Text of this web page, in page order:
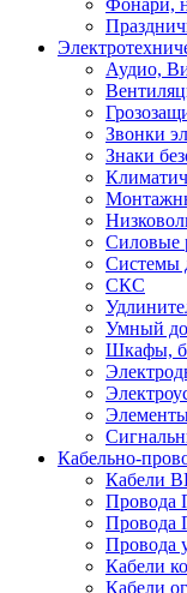
Фонари,
Аудио,
Звонки
Знаки
Силовые
Системы
СКС
Умный
Шкафы,
Кабельно-
Кабели
Провода
Провода
Кабели
Кабели